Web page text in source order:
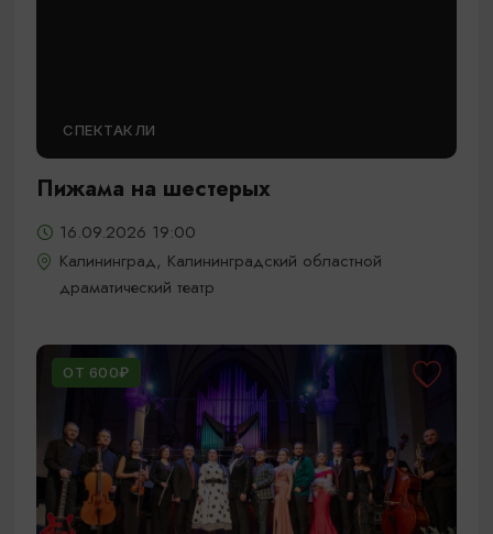
СПЕКТАКЛИ
Пижама на шестерых
16.09.2026 19:00
Калининград, Калининградский областной
драматический театр
ОТ 600₽